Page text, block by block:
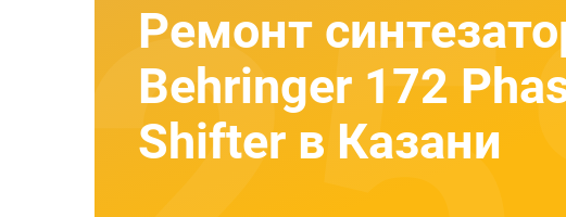
Ремонт
Behringer 172
Shifter в Казани